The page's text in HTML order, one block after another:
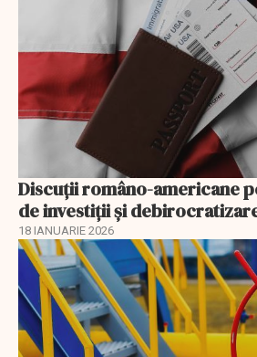
Discuţii româno-americane
de investiţii şi
18 IANUARIE 2026